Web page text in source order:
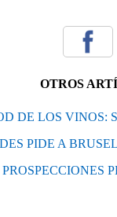
OTROS
DE LOS VINOS:
PIDE A